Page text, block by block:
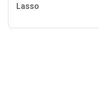
Lasso